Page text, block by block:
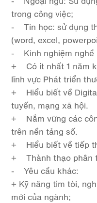
trong công việc;
- Tin học: sử dụng
(word, excel,
- Kinh nghiệm nghề
+ Có ít nhất 1 năm
lĩnh vực Phát triển
+ Hiểu biết về
tuyến, mạng xã hội.
+ Nắm vững các
trên nền tảng số.
+ Hiểu biết về tiếp
+ Thành thạo phân
- Yêu cầu khác:
+ Kỹ năng tìm tòi,
mới của ngành;